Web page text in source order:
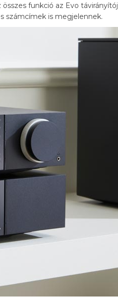
funkció az Evo
számcímek is megjelennek.